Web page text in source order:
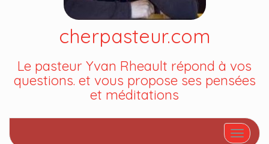
cherpasteur.com
Le pasteur Yvan Rheault répond à vos
questions. et vous propose ses pensées
et méditations
Afficher/